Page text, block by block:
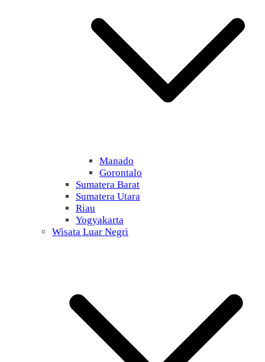
Manado
Gorontalo
Sumatera Barat
Sumatera Utara
Riau
Yogyakarta
Wisata Luar Negri